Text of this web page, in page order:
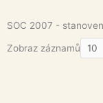
SOC 2007 -
Zobraz záznamů